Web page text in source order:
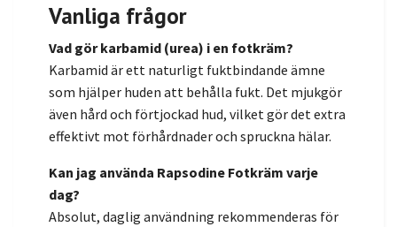
Vanliga frågor
Vad gör karbamid (urea) i en fotkräm?
Karbamid är ett naturligt fuktbindande ämne
som hjälper huden att behålla fukt. Det mjukgör
även hård och förtjockad hud, vilket gör det extra
effektivt mot förhårdnader och spruckna hälar.
Kan jag använda Rapsodine Fotkräm varje
dag?
Absolut, daglig användning rekommenderas för